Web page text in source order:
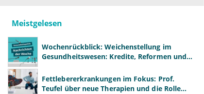
Meistgelesen
Wochenrückblick: Weichenstellung im
Gesundheitswesen: Kredite, Reformen und
Fettlebererkrankungen im Fokus: Prof.
Teufel über neue Therapien und die Rolle